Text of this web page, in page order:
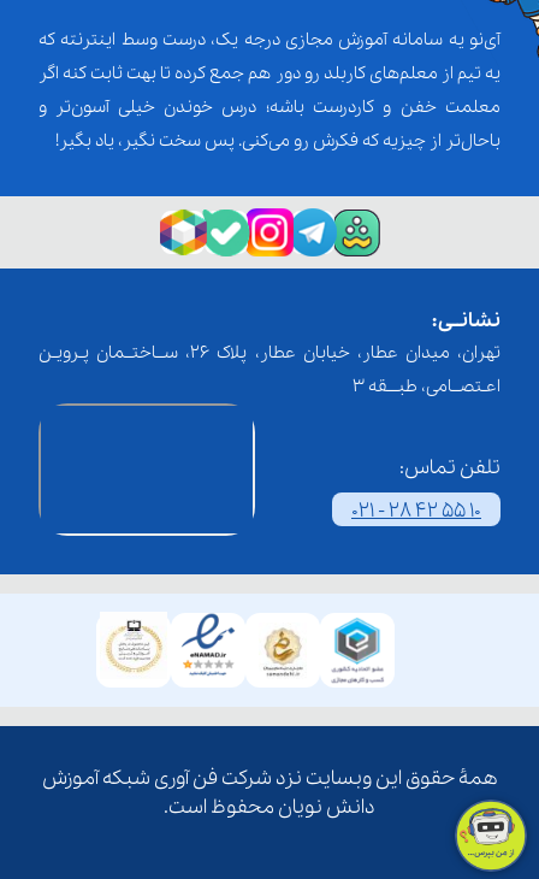
آی‌نو یه سامانه آموزش مجازی درجه یک، درست وسط اینترنته که
یه تیم از معلم‌‌های کاربلد رو دور هم جمع کرده تا بهت ثابت کنه اگر
معلمت خفن و کاردرست باشه؛ درس خوندن خیلی آسون‌تر و
باحال‌تر از چیزیه که فکرش رو می‌کنی. پس سخت نگیر، یاد بگیر!
نشانــی:
تهران، میدان عطار، خیابان عطار، پلاک 26، ســاختــمان پـرویـن
اعـتصــامی، طبـــقه 3
تلفن تماس:
021 - 28 42 55 10
همۀ حقوق این وبسایت نزد شرکت فن آوری شبکه آموزش
دانش نویان محفوظ است.